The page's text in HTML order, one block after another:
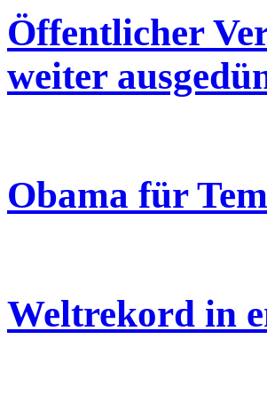
Öffentlicher
weiter
Obama für
Weltrekord in